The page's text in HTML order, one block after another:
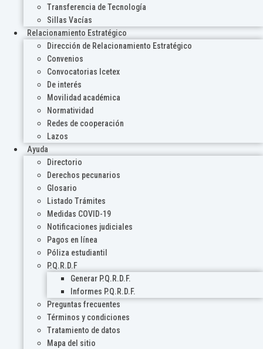
Transferencia de Tecnología
Sillas Vacías
Relacionamiento Estratégico
Dirección de Relacionamiento Estratégico
Convenios
Convocatorias Icetex
De interés
Movilidad académica
Normatividad
Redes de cooperación
Lazos
Ayuda
Directorio
Derechos pecunarios
Glosario
Listado Trámites
Medidas COVID-19
Notificaciones judiciales
Pagos en línea
Póliza estudiantil
P.Q.R.D.F
Generar P.Q.R.D.F.
Informes P.Q.R.D.F.
Preguntas frecuentes
Términos y condiciones
Tratamiento de datos
Mapa del sitio